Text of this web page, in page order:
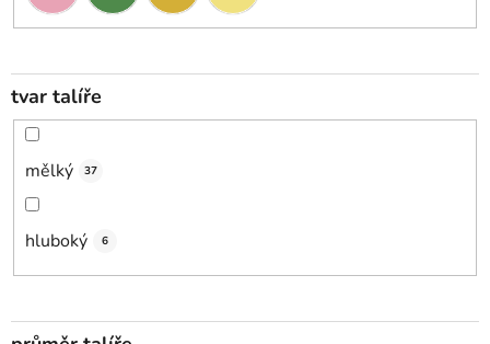
tvar talíře
mělký 37
hluboký 6